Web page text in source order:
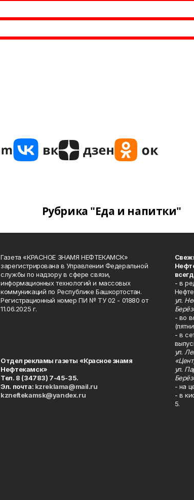
Рубрика "Еда и напитки"
Газета «КРАСНОЕ ЗНАМЯ НЕФТЕКАМСК»
зарегистрирована в Управлении Федеральной
службы по надзору в сфере связи,
информационных технологий и массовых
коммуникаций по Республике Башкортостан.
Регистрационный номер ПИ № ТУ 02 - 01880 от
11.06.2025 г.
Отдел рекламы газеты «Красное знамя
Нефтекамск»
Тел. 8 (34783) 7-45-35.
Эл. почта: kzreklama@mail.ru
kzneftekamsk@yandex.ru
- в
ул.
- во
- в
ул.
ул.
- на
- в
5.